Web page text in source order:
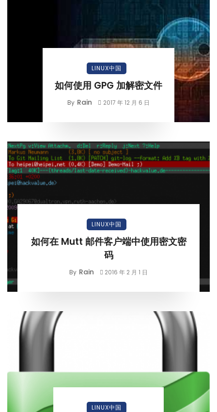
LINUX中国
如何使用 GPG 加解密文件
By Rain 2017 年 12 月 6 日
LINUX中国
如何在 Mutt 邮件客户端中使用密文密
码
By Rain 2016 年 2 月 1 日
LINUX中国